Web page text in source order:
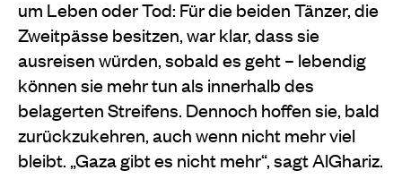
um Leben oder Tod: Für die beiden Tänzer, die
Zweitpässe besitzen, war klar, dass sie
ausreisen würden, sobald es geht – lebendig
können sie mehr tun als innerhalb des
belagerten Streifens. Dennoch hoffen sie, bald
zurückzukehren, auch wenn nicht mehr viel
bleibt. „Gaza gibt es nicht mehr“, sagt AlGhariz.